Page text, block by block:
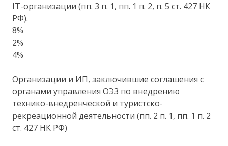
IT-организации (пп. 3 п. 1, пп. 1 п. 2, п. 5 ст. 427 НК
РФ).
8%
2%
4%
Организации и ИП, заключившие соглашения с
органами управления ОЭЗ по внедрению
технико-внедренческой и туристско-
рекреационной деятельности (пп. 2 п. 1, пп. 1 п. 2
ст. 427 НК РФ)